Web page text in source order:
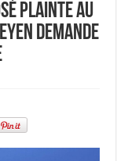
plainte au
demande